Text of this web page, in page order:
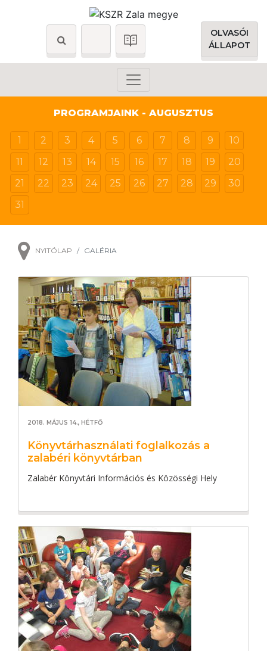
OLVASÓI
ÁLLAPOT
PROGRAMJAINK - AUGUSZTUS
1 2 3 4 5 6 7 8 9
10
11
12 13 14 15 16 17 18 19
20
21
22 23 24 25 26 27 28 29
30
31
NYITÓLAP GALÉRIA
2018. MÁJUS 14., HÉTFŐ
Könyvtárhasználati foglalkozás a
zalabéri könyvtárban
Zalabér Könyvtári Információs és Közösségi Hely